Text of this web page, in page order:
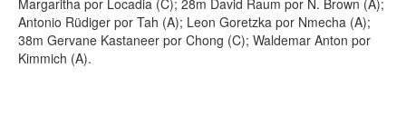
Margaritha por Locadia (C); 28m David Raum por N. Brown (A);
Antonio Rüdiger por Tah (A); Leon Goretzka por Nmecha (A);
38m Gervane Kastaneer por Chong (C); Waldemar Anton por
Kimmich (A).